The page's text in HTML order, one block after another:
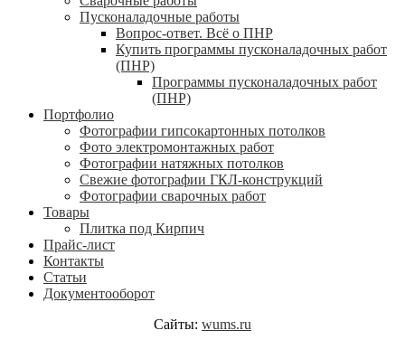
Пусконаладочные работы
Вопрос-ответ. Всё о ПНР
Купить программы пусконаладочных работ
(ПНР)
Программы пусконаладочных работ
(ПНР)
Портфолио
Фотографии гипсокартонных потолков
Фото электромонтажных работ
Фотографии натяжных потолков
Свежие фотографии ГКЛ-конструкций
Фотографии сварочных работ
Товары
Плитка под Кирпич
Прайс-лист
Контакты
Статьи
Документооборот
Сайты: wums.ru